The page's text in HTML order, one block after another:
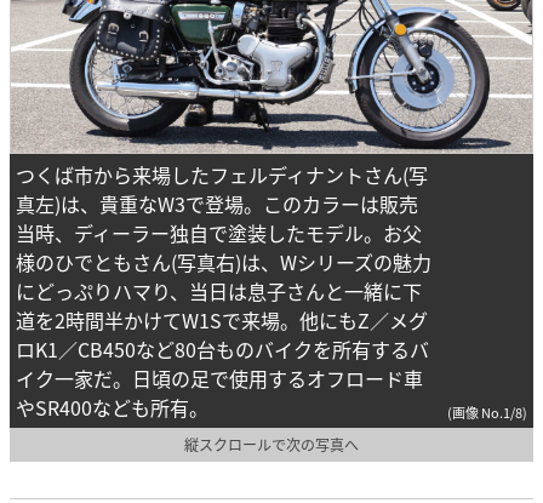
つくば市から来場したフェルディナントさん(写
真左)は、貴重なW3で登場。このカラーは販売
当時、ディーラー独自で塗装したモデル。お父
様のひでともさん(写真右)は、Wシリーズの魅力
にどっぷりハマり、当日は息子さんと一緒に下
道を2時間半かけてW1Sで来場。他にもZ／メグ
ロK1／CB450など80台ものバイクを所有するバ
イク一家だ。日頃の足で使用するオフロード車
やSR400なども所有。
(画像 No.1/8)
縦スクロールで次の写真へ